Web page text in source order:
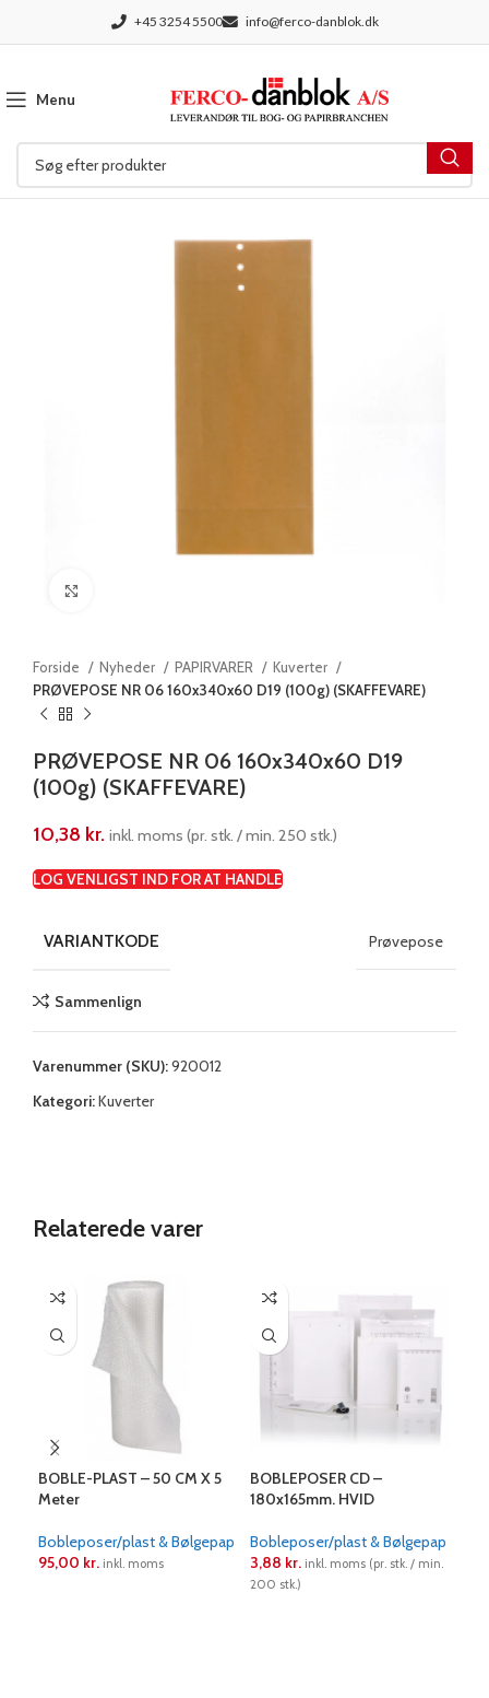
+45 3254 5500 info@ferco-danblok.dk
Menu
Forside Nyheder PAPIRVARER
Kuverter
PRØVEPOSE NR 06 160x340x60 D19 (100g) (SKAFFEVARE)
PRØVEPOSE NR 06 160x340x60 D19
(100g) (SKAFFEVARE)
10,38 kr. inkl. moms (pr. stk. / min. 250 stk.)
LOG VENLIGST IND FOR AT HANDLE
VARIANTKODE Prøvepose
Sammenlign
Varenummer (SKU):920012
Kategori:Kuverter
Relaterede varer
BOBLE-PLAST – 50 CM X 5
Meter
Bobleposer/plast & Bølgepap
95,00 kr. inkl. moms
BOBLEPOSER CD –
180x165mm. HVID
Bobleposer/plast & Bølgepap
3,88 kr. inkl. moms (pr. stk. / min.
200 stk.)